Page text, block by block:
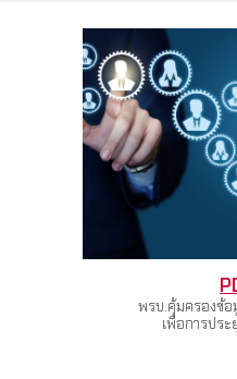
พรบ.คุ้มครองข้
เพื่อการปร